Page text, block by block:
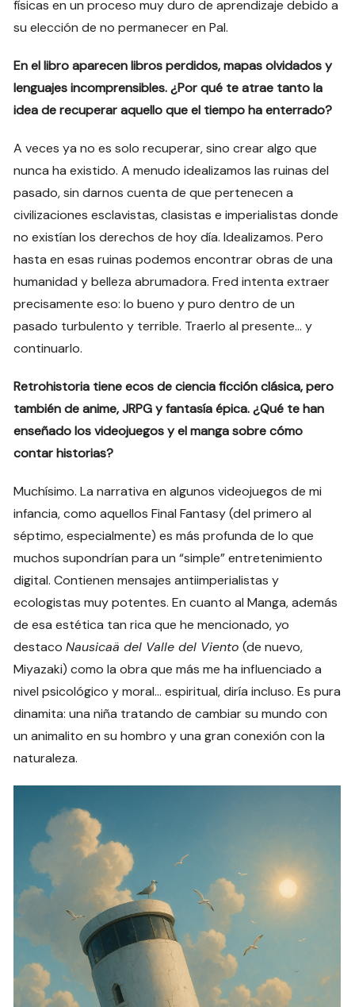
físicas en un proceso muy duro de aprendizaje debido a
su elección de no permanecer en Pal.
En el libro aparecen libros perdidos, mapas olvidados y
lenguajes incomprensibles. ¿Por qué te atrae tanto la
idea de recuperar aquello que el tiempo ha enterrado?
A veces ya no es solo recuperar, sino crear algo que
nunca ha existido. A menudo idealizamos las ruinas del
pasado, sin darnos cuenta de que pertenecen a
civilizaciones esclavistas, clasistas e imperialistas donde
no existían los derechos de hoy día. Idealizamos. Pero
hasta en esas ruinas podemos encontrar obras de una
humanidad y belleza abrumadora. Fred intenta extraer
precisamente eso: lo bueno y puro dentro de un
pasado turbulento y terrible. Traerlo al presente… y
continuarlo.
Retrohistoria tiene ecos de ciencia ficción clásica, pero
también de anime, JRPG y fantasía épica. ¿Qué te han
enseñado los videojuegos y el manga sobre cómo
contar historias?
Muchísimo. La narrativa en algunos videojuegos de mi
infancia, como aquellos Final Fantasy (del primero al
séptimo, especialmente) es más profunda de lo que
muchos supondrían para un “simple” entretenimiento
digital. Contienen mensajes antiimperialistas y
ecologistas muy potentes. En cuanto al Manga, además
de esa estética tan rica que he mencionado, yo
destacoNausicaä del Valle del Viento (de nuevo,
Miyazaki) como la obra que más me ha influenciado a
nivel psicológico y moral… espiritual, diría incluso. Es pura
dinamita: una niña tratando de cambiar su mundo con
un animalito en su hombro y una gran conexión con la
naturaleza.